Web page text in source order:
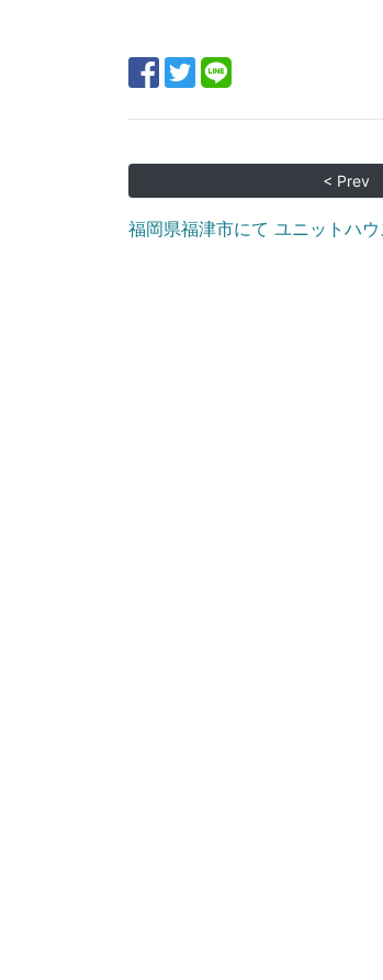
< Prev
福岡県福津市にて ユニットハ